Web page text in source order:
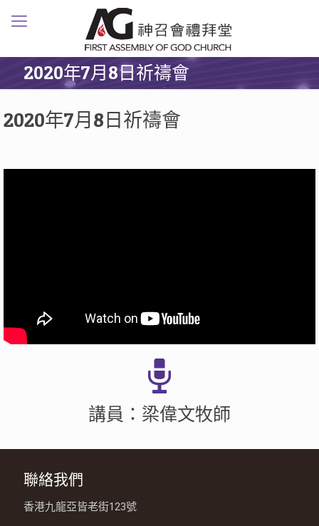
2020年7月8日祈禱會
2020年7月8日祈禱會
講員：梁偉文牧師
聯絡我們
香港九龍亞皆老街123號